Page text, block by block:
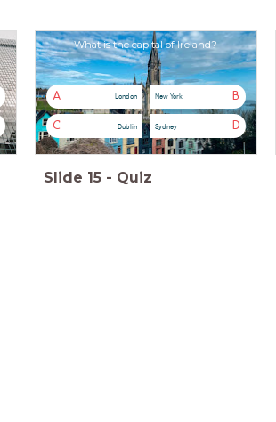
What is the capital of Ireland?
A London B
New York
C Dublin D
Sydney
Slide 15 - Quiz